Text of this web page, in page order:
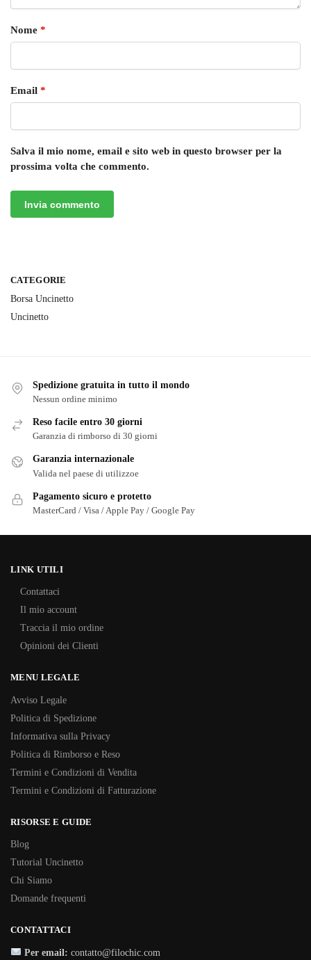
Nome *
Email *
Salva il mio nome, email e sito web in questo browser per la
prossima volta che commento.
CATEGORIE
Borsa Uncinetto
Uncinetto
Spedizione gratuita in tutto il mondo
Nessun ordine minimo
Reso facile entro 30 giorni
Garanzia di rimborso di 30 giorni
Garanzia internazionale
Valida nel paese di utilizzoe
Pagamento sicuro e protetto
MasterCard / Visa / Apple Pay / Google Pay
LINK UTILI
Contattaci
Il mio account
Traccia il mio ordine
Opinioni dei Clienti
MENU LEGALE
Avviso Legale
Politica di Spedizione
Informativa sulla Privacy
Politica di Rimborso e Reso
Termini e Condizioni di Vendita
Termini e Condizioni di Fatturazione
RISORSE E GUIDE
Blog
Tutorial Uncinetto
Chi Siamo
Domande frequenti
CONTATTACI
Per email: contatto@filochic.com